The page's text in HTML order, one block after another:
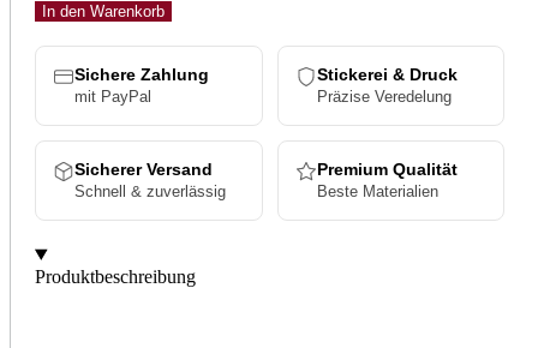
In den Warenkorb
Sichere Zahlung
mit PayPal
Stickerei & Druck
Präzise Veredelung
Sicherer Versand
Schnell & zuverlässig
Premium Qualität
Beste Materialien
Produktbeschreibung